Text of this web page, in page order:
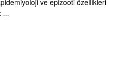
ve epizooti özellikleri
...